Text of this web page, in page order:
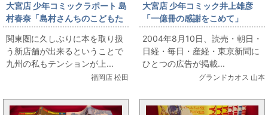
大宮店 少年コミックラポート 島
村春奈「島村さんちのこどもた
ち 全3巻初版セット」
関東圏に久しぶりに本を取り扱
う新店舗が出来るということで
九州の私もテンションが上...
福岡店 松田
大宮店 少年コミック井上雄彦
「一億冊の感謝をこめて」
SLAM DUNK新聞広告6種セット
2004年8月10日、読売・朝日・
日経・毎日・産経・東京新聞に
ひとつの広告が掲載...
グランドカオス 山本